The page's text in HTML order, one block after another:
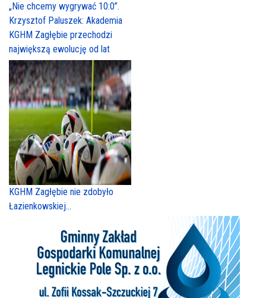
„Nie chcemy wygrywać 10:0”.
Krzysztof Paluszek: Akademia
KGHM Zagłębie przechodzi
największą ewolucję od lat
KGHM Zagłębie nie zdobyło
Łazienkowskiej...